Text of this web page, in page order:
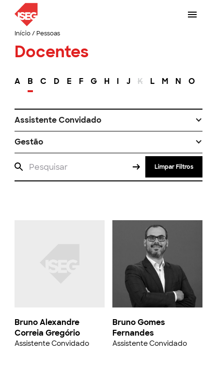
Início/ Pessoas
Docentes
A B C D E F G H I J K L M N O
Assistente Convidado
Gestão
Limpar Filtros
Bruno Alexandre
Correia Gregório
Assistente Convidado
Bruno Gomes
Fernandes
Assistente Convidado